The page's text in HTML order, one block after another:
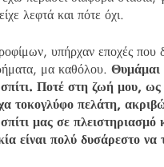
λεφτά και πότε όχι.
υπήρχαν εποχές που
μα καθόλου. Θυμάμαι
Ποτέ στη ζωή μου, ως
τοκογλύφο πελάτη,
μας σε πλειστηριασμό
είναι πολύ δυσάρεστο να